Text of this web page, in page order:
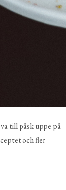
till påsk uppe på
och fler